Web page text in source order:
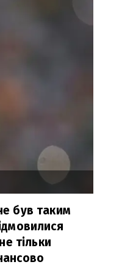
був таким
тільки